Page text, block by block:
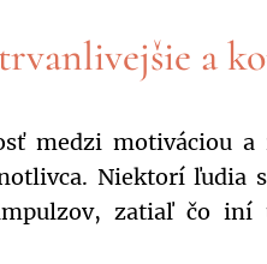
a
medzi motiváciou
Niektorí ľudia
zatiaľ čo iní